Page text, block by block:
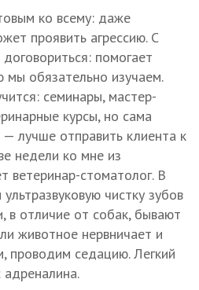
ко всему: даже
проявить агрессию. С
помогает
мы обязательно изучаем.
семинары, мастер-
курсы, но сама
лучше отправить клиента к
недели ко мне из
ветеринар-стоматолог. В
чистку зубов
в отличие от собак, бывают
животное нервничает и
проводим седацию. Легкий